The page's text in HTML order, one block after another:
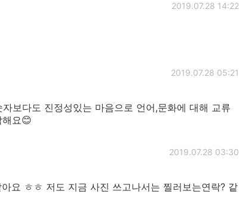
2019.07.28 14:22
2019.07.28 05:21
보다도 진정성있는 마음으로 언어,문화에 대해 교류
요😊
2019.07.28 03:30
요 ㅎㅎ 저도 지금 사진 쓰고나서는 찔러보는연락? 같